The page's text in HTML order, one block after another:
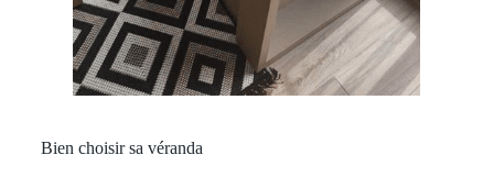
Bien choisir sa véranda